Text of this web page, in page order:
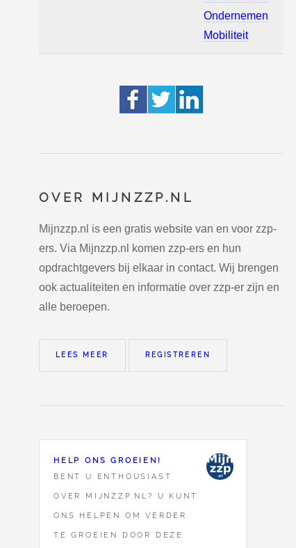
Ondernemen
Mobiliteit
OVER MIJNZZP.NL
Mijnzzp.nl is een gratis website van en voor zzp-
ers. Via Mijnzzp.nl komen zzp-ers en hun
opdrachtgevers bij elkaar in contact. Wij brengen
ook actualiteiten en informatie over zzp-er zijn en
alle beroepen.
LEES MEER REGISTREREN
HELP ONS GROEIEN!
BENT U ENTHOUSIAST
OVER MIJNZZP.NL? U KUNT
ONS HELPEN OM VERDER
TE GROEIEN DOOR DEZE